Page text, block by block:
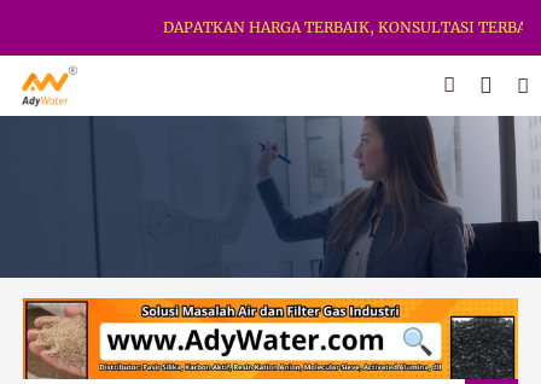
DAPATKAN HARGA TERBAIK, KONSULTASI TERBAIK &